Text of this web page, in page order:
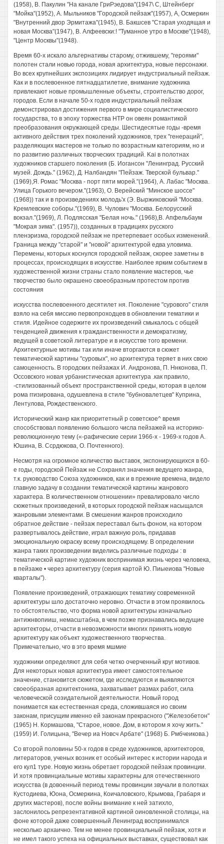
(1958), В. Пакулин "На канале ГриРэедова"(1947\ С, Штейнберг
"Мойка"(1952), А. Мыльников "Городской пейзаж"(1957), А, Осмеркин
"Внутренний двор Эрмитажа"(1945), В. Бакшсев "Старая уходящая и
новая Москва"(1947), В. Алфеевски:! "Туманное утро в Москве"(1948),
"Центр Москвы"(1948).
Время 60-х искало альтернативы старому, отжившему, "героями"
полотен стали новью города, новая архитектура, новые персонажи.
Во всех крупнейших экспозициях лидирует индустриальный пейзаж.
Как и в послевоенное пятнадцатилетие, внимание художника
привлекают новые промышленные объекты, строительство дорог,
городов. Если в начале 50-х годов индустриальный пейзаж
демонстрировал достижения первого в мире социалистического
государства, то в эпоху торжества НТР он овеян романтикой
преобразования окружающей среды. Шестидесятые годы -время
активного действия трех поколений художников, трех "генераций",
разделяющих мастеров не только по возрастным категориям, но и
по развитию различных творческих традиций. Kai в полотнах
художников старшего поколения (Б. Иогансон "Ленинград. Русский
музей. Дождь." (1962), Д. Налбандян "Пейзаж. Тверской бульвар."
(1969),Я. Ромас "Москва - порт пяти морей."(1964), А. Лабас "Москва.
Улица Горького вечером."(1963), О. Верейский "Минское шоссе"
(1968)) так и в произведениях молодь'х (Э. Выржиковский "Москва.
Кремлевские соборы."(1969), В. Чулович "Москва. Белорусский
вокзал."(1969), Л. Подлясская "Белая ночь." (1968),В. Апфельбаум
"Мокрая зима". (1957)), созданных в традициях русского
пленэризма, городской пейзаж не претерпевает особых изменений.
Граница между "старой" и "новой" архитектурой едва уловима.
Перемены, которых коснулся городской пейзаж, скорее заметны в
процессах, происходящих в искусстве. Наиболее ярким событием в
художественной жизни страны стало появление мастеров, чье
творчество было окрашено своеобразным протестом против
состояния
искусства послевоенного десятилет ня. Поколение "сурового" стиля
взяло на себя миссию первопроходцев в обновлении тематики и
стиля. Идейное содержите их произведений смыкалось с общей
тенденцией движения к гражданственности и демократизму,
ведущей в советской литературе и в искусстве того времени.
Архитектурные мотивы так или иначе вторгаются в сюжет
тематической картины "суровых", но архитектура теряет в них свою
самоценность. В городских пейзажах И. Андронова, П. Ннконова, П.
Оссовского новая урбанистическая архитектура .как правило,
-стилизованный объект пространственной среды, которая в целом
рома ггизирована, одушевлена в стиле "бубновалетцев" Куприна,
Лентулова, Рождественского.
Исторический жанр как приоритетный р советское^ время
способствовал появлению большого числа пейзажей на историко-
революционную тему («-рафические серии 1966-х - 1969-х годов А.
Юшина, В. Ссрдюкова, О. Почтенного).
Несмотря на огромное количество выставок, экспонирующихся в 60-
е годы, городской Пейзаж не Сохранял значения ведущего жанра,
т.к. руководство Союза художников, как и в прежние времена, видело
главную задачу в создании тематической картины жанрового
характера. В количественном отношении» превалировало число
сюжетных произведений, в которых городской пейзаж насыщался
жанровыми элементами. В смешении жанров происходило
обратное действие - пейзаж переставал быть фоном, на котором
развертывалось действие, играл важную роль, придавав
эмоциональную окраску всему происходящему. В определении
жанра таких произведении виделись различные подходы : в
тематической картине художник воспринимая жизнь через человека,
в пейзаже • через архитектуру (серия картой Ю. Пиыеиова "Новые
кварталы").
Появление произведений, отражающих тематику современной
архитектуры шло достаточно неровно. Отчасти в этом проявилось
то обстоятельство, что форма новой архитектуры изначально
антижнвопииш, немасштабна, в чем позже признавались ведущие
архитекторы, отчасти в невозможности многих принять новую
архитектуру как объект художественного творчества.
Примечательно, чго в это время мшмие
художники определяют для себя четко очерченный круг мотивов.
Для некоторых новая архитектура имеет самостоятельное
значение, становится сюжетом, где исследуются и выявляются
своеобразная архитектоника, захватывает размах работ, сила
человеческой созидательной деятельности. Новый город
понимается как естественная среда, сложившаяся ио своим
законам, присущим именно ей законам прекрасного ("Железобетон"
(1965) Н. Кормашова, "Старое, новое. Дом, в котором я хочу жить."
(1959) И. Голицына, "Вечер иа Новсч Арбате" (1968) Б. Рмбчеикова.)
Со второй половины 50-х годов в среде художников, архитекторов,
литераторов, ученых возник ет особый интерес к истории народа и
его кул1 туре. Новую жизнь обретает городской пейзаж провинции.
И хотя провинциальные мотивы характерны для отечественного
искусства (в довоенный период темы провинции звучали в полотках
Кустодиева, Юона, Осмеркина, Коичаловского, Крымова, Грабаря и
других мастеров), после войны внимание к ней затихло,
заслонилось репрезентативной картиной оиновленной столицы, на
фоне которой даже совершенный Ленинград воспринимался
несколько архаично. Тем не менее провинциальный пейзаж, хотя и
не имел такого успеха на официальных выставках, существовал как